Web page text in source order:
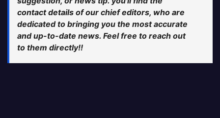
contact details of our chief editors, who are
dedicated to bringing you the most accurate
and up-to-date news. Feel free to reach out
to them directly!!